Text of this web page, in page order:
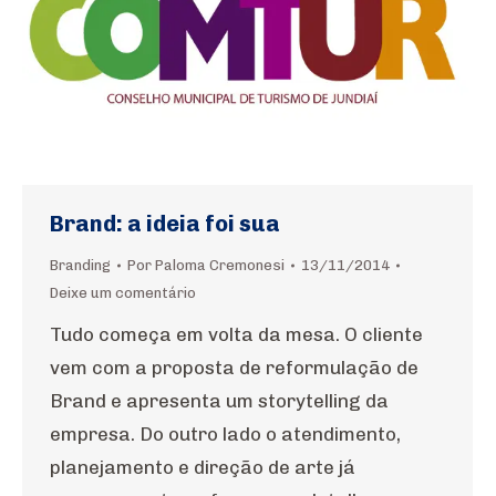
Brand: a ideia foi sua
Branding Por Paloma Cremonesi
13/11/2014
Deixe um comentário
Tudo começa em volta da mesa. O cliente
vem com a proposta de reformulação de
Brand e apresenta um storytelling da
empresa. Do outro lado o atendimento,
planejamento e direção de arte já